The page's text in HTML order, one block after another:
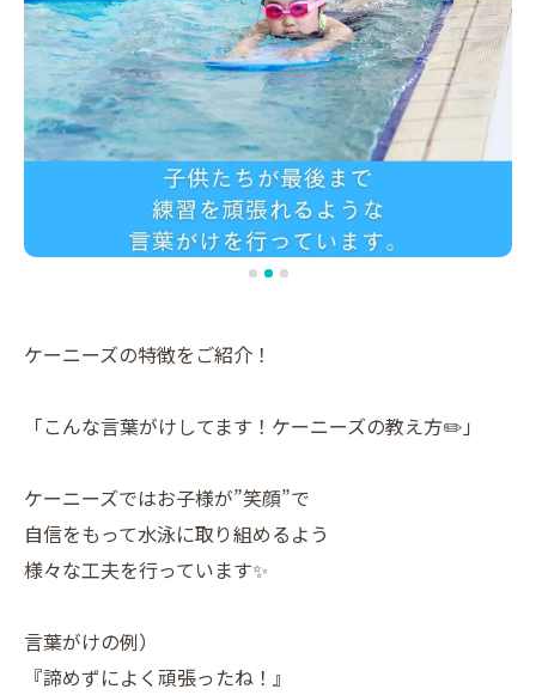
ケーニーズの特徴をご紹介！
「こんな言葉がけしてます！ケーニーズの教え方✏️」
ケーニーズではお子様が”笑顔”で
自信をもって水泳に取り組めるよう
様々な工夫を行っています✨
言葉がけの例）
『諦めずによく頑張ったね！』